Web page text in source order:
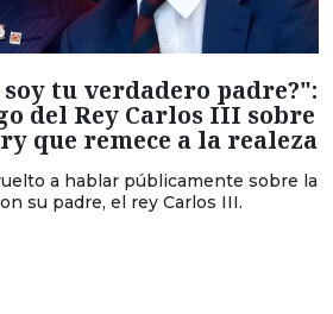
soy tu verdadero padre?":
del Rey Carlos III sobre
que remece a la realeza
a hablar públicamente sobre la
su padre, el rey Carlos III.